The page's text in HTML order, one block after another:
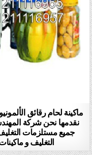
ماكينة لحام رقائق
نقدمها نحن شركة
جميع مستلزمات
التغليف و